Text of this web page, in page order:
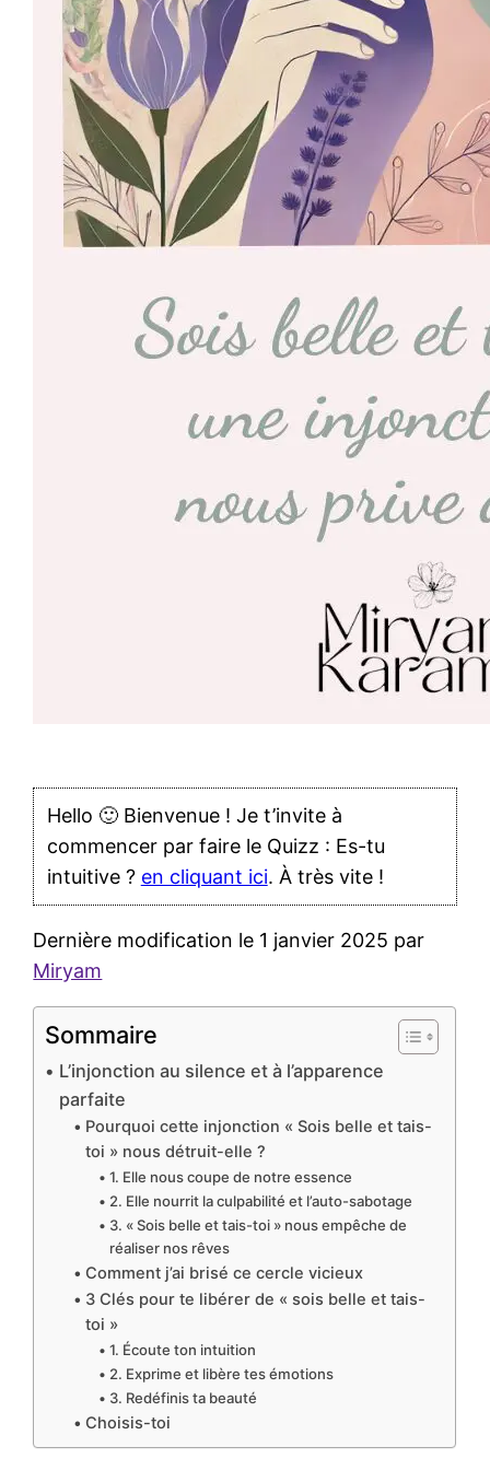
Hello 🙂 Bienvenue ! Je t’invite à
commencer par faire le Quizz : Es-tu
intuitive ? en cliquant ici. À très vite !
Dernière modification le 1 janvier 2025 par
Miryam
Sommaire
L’injonction au silence et à l’apparence
parfaite
Pourquoi cette injonction « Sois belle et tais-
toi » nous détruit-elle ?
1. Elle nous coupe de notre essence
2. Elle nourrit la culpabilité et l’auto-sabotage
3. « Sois belle et tais-toi » nous empêche de
réaliser nos rêves
Comment j’ai brisé ce cercle vicieux
3 Clés pour te libérer de « sois belle et tais-
toi »
1. Écoute ton intuition
2. Exprime et libère tes émotions
3. Redéfinis ta beauté
Choisis-toi